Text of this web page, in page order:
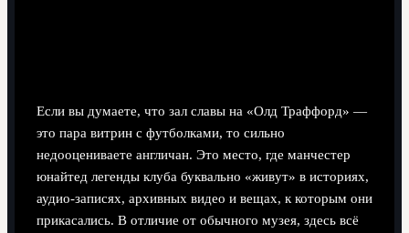
Если вы думаете, что зал славы на «Олд Траффорд» —
это пара витрин с футболками, то сильно
недооцениваете англичан. Это место, где манчестер
юнайтед легенды клуба буквально «живут» в историях,
аудио‑записях, архивных видео и вещах, к которым они
прикасались. В отличие от обычного музея, здесь всё